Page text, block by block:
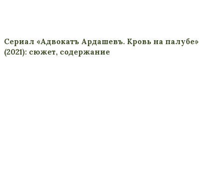
Сериал «Адвокатъ Ардашевъ. Кровь на палубе»
(2021): сюжет, содержание